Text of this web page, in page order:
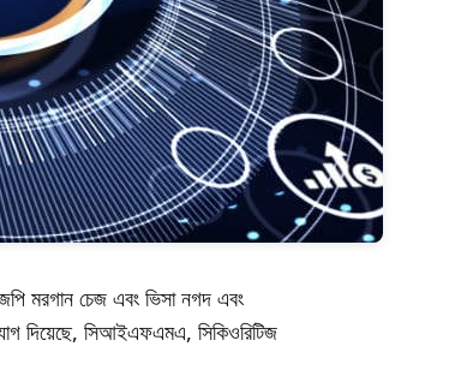
মরগান চেজ এবং ভিসা নগদ এবং
দিয়েছে, সিআইএফএমএ, সিকিওরিটিজ